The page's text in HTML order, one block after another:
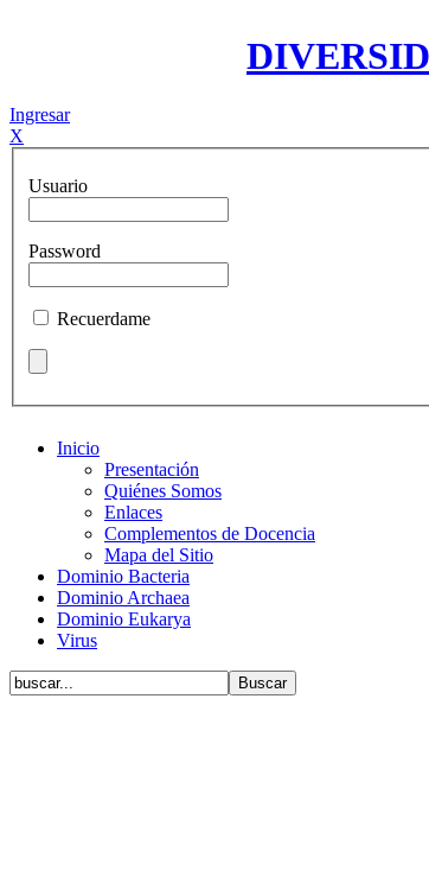
Ingresar
X
Usuario
Password
Recuerdame
Inicio
Presentación
Quiénes Somos
Enlaces
Complementos de Docencia
Mapa del Sitio
Dominio Bacteria
Dominio Archaea
Dominio Eukarya
Virus